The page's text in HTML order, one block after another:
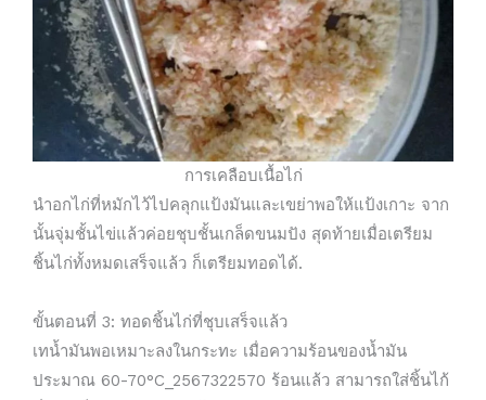
การเคลือบเนื้อไก่
นำอกไก่ที่หมักไว้ไปคลุกแป้งมันและเขย่าพอให้แป้งเกาะ จาก
นั้นจุ่มชั้นไข่แล้วค่อยชุบชั้นเกล็ดขนมปัง สุดท้ายเมื่อเตรียม
ชิ้นไก่ทั้งหมดเสร็จแล้ว ก็เตรียมทอดได้.
ขั้นตอนที่ 3: ทอดชิ้นไก่ที่ชุบเสร็จแล้ว
เทน้ำมันพอเหมาะลงในกระทะ เมื่อความร้อนของน้ำมัน
ประมาณ 60-70°C_2567322570 ร้อนแล้ว สามารถใส่ชิ้นไก้